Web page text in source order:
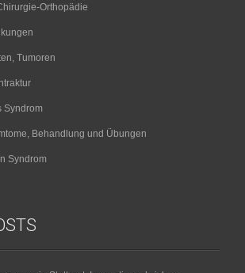
Orthopädie
Tumoren
Syndrom
Behandlung und Übungen
Syndrom